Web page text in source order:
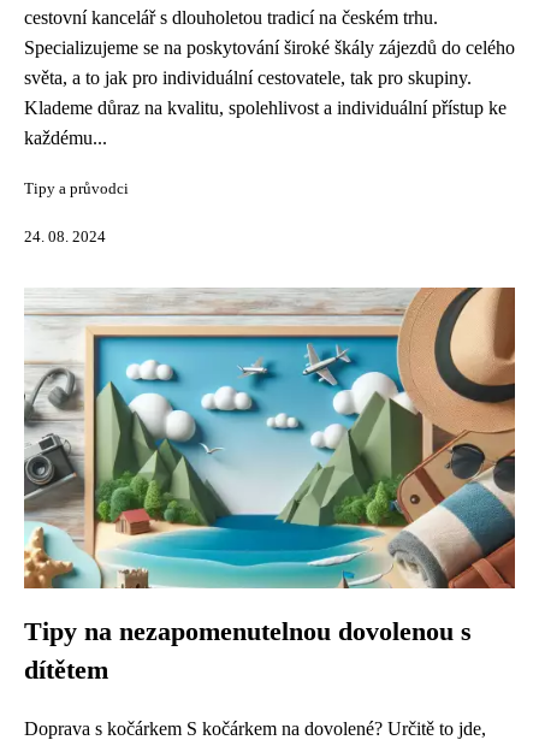
cestovní kancelář s dlouholetou tradicí na českém trhu.
Specializujeme se na poskytování široké škály zájezdů do celého
světa, a to jak pro individuální cestovatele, tak pro skupiny.
Klademe důraz na kvalitu, spolehlivost a individuální přístup ke
každému...
Tipy a průvodci
24. 08. 2024
Tipy na nezapomenutelnou dovolenou s
dítětem
Doprava s kočárkem S kočárkem na dovolené? Určitě to jde,